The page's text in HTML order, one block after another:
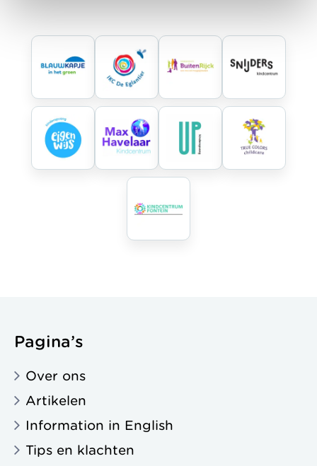
Pagina’s
Over ons
Artikelen
Information in English
Tips en klachten